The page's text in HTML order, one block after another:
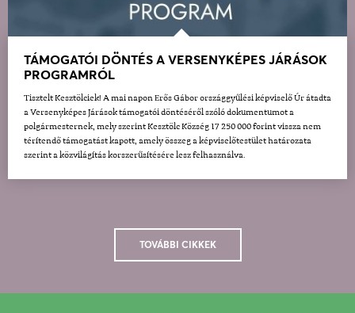
TÁMOGATÓI DÖNTÉS A VERSENYKÉPES JÁRÁSOK
PROGRAMRÓL
Tisztelt Kesztölciek! A mai napon Erős Gábor országgyűlési képviselő Úr átadta
a Versenyképes Járások támogatói döntéséről szóló dokumentumot a
polgármesternek, mely szerint Kesztölc Község 17 250 000 forint vissza nem
térítendő támogatást kapott, amely összeg a képviselőtestület határozata
szerint a közvilágítás korszerűsítésére lesz felhasználva.
TOVÁBBI CIKKEK